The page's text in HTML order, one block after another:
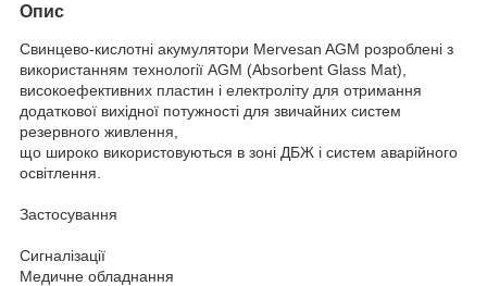
Опис
Свинцево-кислотні акумулятори Mervesan AGM розроблені з
використанням технології AGM (Absorbent Glass Mat),
високоефективних пластин і електроліту для отримання
додаткової вихідної потужності для звичайних систем
резервного живлення,
що широко використовуються в зоні ДБЖ і систем аварійного
освітлення.
Застосування
Сигналізації
Медичне обладнання